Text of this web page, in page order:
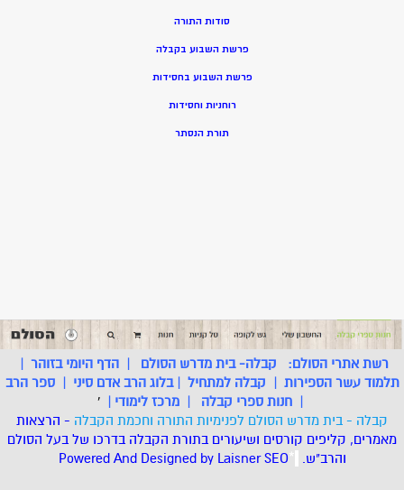
סודות התורה
פרשת השבוע בקבלה
פרשת השבוע בחסידות
רוחניות וחסידות
תורת הנסתר
רשת אתרי הסולם: קבלה- בית מדרש הסולם |הדף היומי בזוהר |
תלמוד עשר הספירות | קבלה למתחיל |בלוג הרב אדם סיני |ספר הרב
| חנות ספרי קבלה | מרכז לימודי |
'
קבלה - בית מדרש הסולם לפנימיות התורה וחכמת הקבלה - הרצאות
מאמרים, קליפים קורסים ושיעורים בתורת הקבלה בדרכו של בעל הסולם
והרב"ש.
*
Powered And Designed by LaisnerSEO